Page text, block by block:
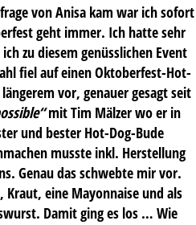
von Anisa kam war ich sofort
geht immer. Ich hatte sehr
zu diesem genüsslichen Event
fiel auf einen Oktoberfest-Hot-
vor, genauer gesagt seit
mit Tim Mälzer wo er in
und bester Hot-Dog-Bude
musste inkl. Herstellung
Genau das schwebte mir vor.
Kraut, eine Mayonnaise und als
Damit ging es los … Wie